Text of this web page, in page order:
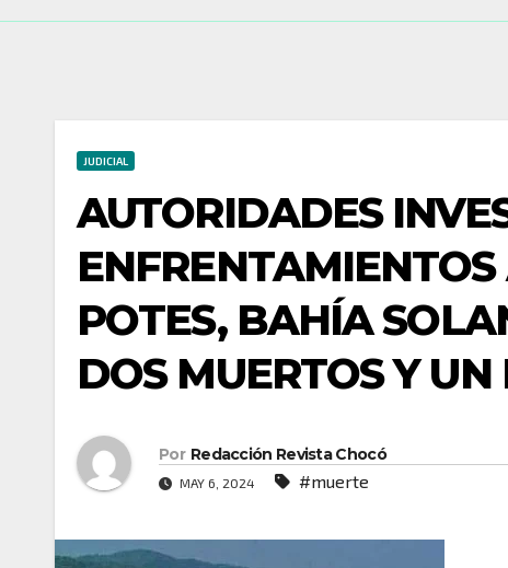
JUDICIAL
AUTORIDADES
POTES, BAHÍA
DOS MUERTOS Y
Por Redacción Revista Chocó
MAY 6, 2024 #muerte